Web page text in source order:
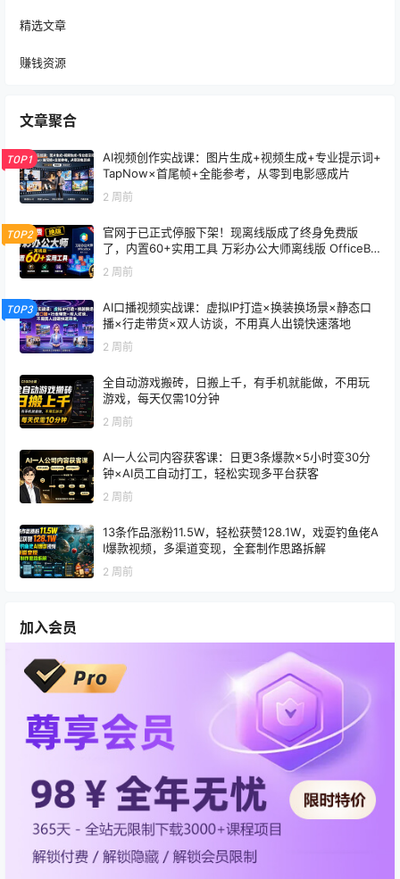
精选文章
赚钱资源
文章聚合
TOP1
AI视频创作实战课：图片生成+视频生成+专业提示词+
TapNow×首尾帧+全能参考，从零到电影感成片
2 周前
TOP2
官网于已正式停服下架！现离线版成了终身免费版
了，内置60+实用工具 万彩办公大师离线版 OfficeBo
2 周前
TOP3
AI口播视频实战课：虚拟IP打造×换装换场景×静态口
播×行走带货×双人访谈，不用真人出镜快速落地
2 周前
全自动游戏搬砖，日搬上千，有手机就能做，不用玩
游戏，每天仅需10分钟
2 周前
AI一人公司内容获客课：日更3条爆款×5小时变30分
钟×AI员工自动打工，轻松实现多平台获客
2 周前
13条作品涨粉11.5W，轻松获赞128.1W，戏耍钓鱼佬A
I爆款视频，多渠道变现，全套制作思路拆解
2 周前
加入会员